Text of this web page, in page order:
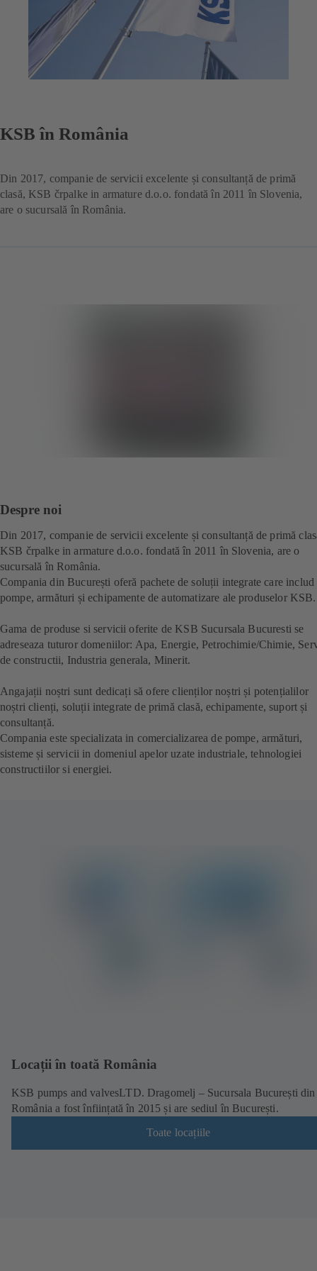
KSB în România
Din 2017, companie de servicii excelente și consultanță de primă
clasă, KSB črpalke in armature d.o.o. fondată în 2011 în Slovenia,
are o sucursală în România.
Despre noi
Din 2017, companie de servicii excelente și consultanță de primă
KSB črpalke in armature d.o.o. fondată în 2011 în Slovenia, are o
sucursală în România.
Compania din București oferă pachete de soluții integrate care includ
pompe, armături și echipamente de automatizare ale produselor
Gama de produse si servicii oferite de KSB Sucursala Bucuresti se
adreseaza tuturor domeniilor: Apa, Energie, Petrochimie/Chimie,
de constructii, Industria generala, Minerit.
Angajații noștri sunt dedicați să ofere clienților noștri și potențialilor
noștri clienți, soluții integrate de primă clasă, echipamente, suport și
consultanță.
Compania este specializata in comercializarea de pompe, armături,
sisteme și servicii in domeniul apelor uzate industriale, tehnologiei
constructiilor si energiei.
Locații în toată România
KSB pumps and valvesLTD. Dragomelj – Sucursala București din
România a fost înființată în 2015 și are sediul în București.
Toate locațiile